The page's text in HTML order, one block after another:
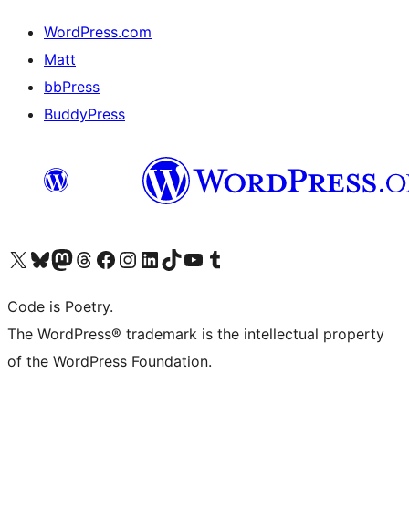
WordPress.com
Matt
bbPress
BuddyPress
Navštivte náš účet na X (dříve Twitter)
Navštivte náš Bluesky účetNavštivte náš účet Mastodon
Navštivte náš Threads účetNavštivte naši stránku na Facebooku
Navštivte náš Instagram účetNavštivte náš LinkedIn účetNavštivte náš TikTok účetNavštivte náš YouTube kanálNavštivte náš Tumblr účet
Code is Poetry.
The WordPress® trademark is the intellectual property
of the WordPress Foundation.